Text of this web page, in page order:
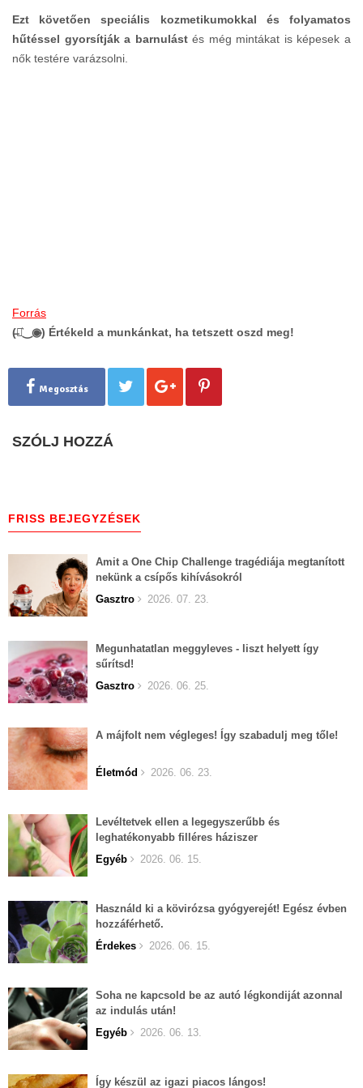
Ezt követően speciális kozmetikumokkal és folyamatos
hűtéssel gyorsítják a barnulástés még mintákat is képesek a
nők testére varázsolni.
Forrás
(̶◉͛‿◉̶) Értékeld a munkánkat, ha tetszett oszd meg!
Megosztás
SZÓLJ HOZZÁ
FRISS BEJEGYZÉSEK
Amit a One Chip Challenge tragédiája megtanított
nekünk a csípős kihívásokról
Gasztro
2026. 07. 23.
Megunhatatlan meggyleves - liszt helyett így
sűrítsd!
Gasztro
2026. 06. 25.
A májfolt nem végleges! Így szabadulj meg tőle!
Életmód 2026. 06. 23.
Levéltetvek ellen a legegyszerűbb és
leghatékonyabb filléres háziszer
Egyéb
2026. 06. 15.
Használd ki a kövirózsa gyógyerejét! Egész évben
hozzáférhető.
Érdekes
2026. 06. 15.
Soha ne kapcsold be az autó légkondiját azonnal
az indulás után!
Egyéb
2026. 06. 13.
Így készül az igazi piacos lángos!